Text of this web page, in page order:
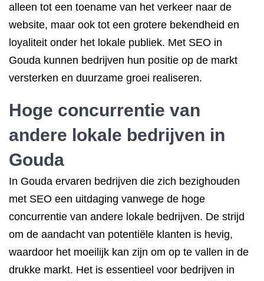
alleen tot een toename van het verkeer naar de
website, maar ook tot een grotere bekendheid en
loyaliteit onder het lokale publiek. Met SEO in
Gouda kunnen bedrijven hun positie op de markt
versterken en duurzame groei realiseren.
Hoge concurrentie van
andere lokale bedrijven in
Gouda
In Gouda ervaren bedrijven die zich bezighouden
met SEO een uitdaging vanwege de hoge
concurrentie van andere lokale bedrijven. De strijd
om de aandacht van potentiële klanten is hevig,
waardoor het moeilijk kan zijn om op te vallen in de
drukke markt. Het is essentieel voor bedrijven in